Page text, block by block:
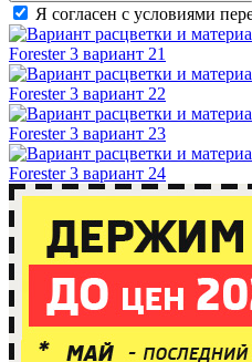
Я согласен с условиями